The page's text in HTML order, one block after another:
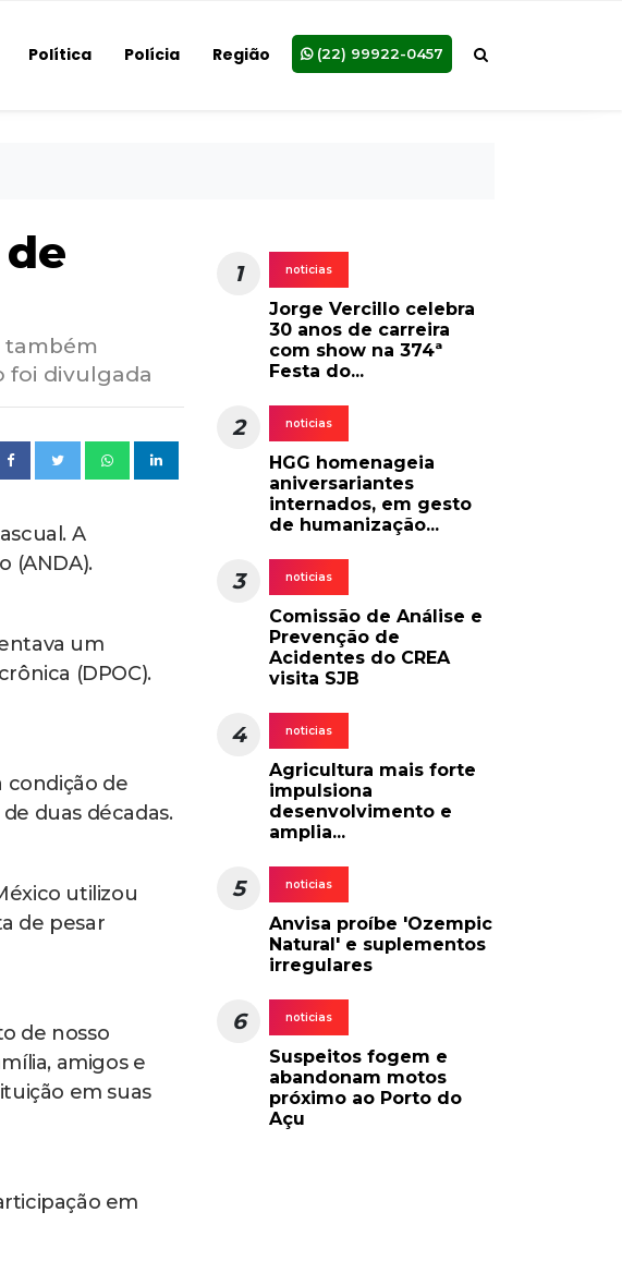
Política Polícia Região (22) 99922-0457
também
foi divulgada
A
(ANDA).
um
(DPOC).
condição de
duas décadas.
utilizou
de pesar
de nosso
amigos e
em suas
em
1 noticias
Jorge Vercillo celebra
30 anos de carreira
com show na 374ª
Festa do...
2 noticias
HGG homenageia
aniversariantes
internados, em gesto
de humanização...
3 noticias
Comissão de Análise e
Prevenção de
Acidentes do CREA
visita SJB
4 noticias
Agricultura mais forte
impulsiona
desenvolvimento e
amplia...
5 noticias
Anvisa proíbe 'Ozempic
Natural' e suplementos
irregulares
6 noticias
Suspeitos fogem e
abandonam motos
próximo ao Porto do
Açu